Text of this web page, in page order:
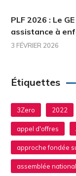
PLF 2026 : Le
assistance à
3 FÉVRIER 2026
Étiquettes
3Zero 2022
appel d'offres
approche fondée
assemblée